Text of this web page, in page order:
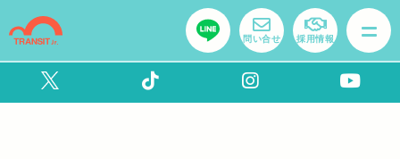
問い合せ 採用情報